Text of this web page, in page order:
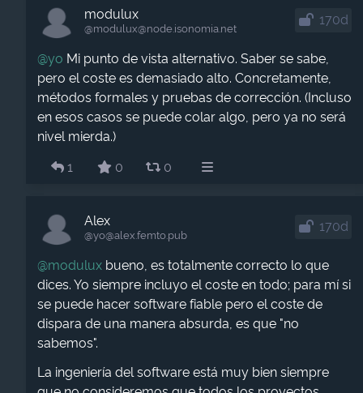
modulux
@modulux​@node.isonomia.net
170d
@yo Mi punto de vista alternativo. Saber se sabe,
pero el coste es demasiado alto. Concretamente,
métodos formales y pruebas de corrección. (Incluso
en esos casos se puede colar algo, pero ya no será
nivel mierda.)
1
0 0
Alex
@yo​@alex.femto.pub
170d
@modulux bueno, es totalmente correcto lo que
dices. Yo siempre incluyo el coste en todo; para mí si
se puede hacer software fiable pero el coste de
dispara de una manera absurda, es que "no
sabemos".
La ingeniería del software está muy bien siempre